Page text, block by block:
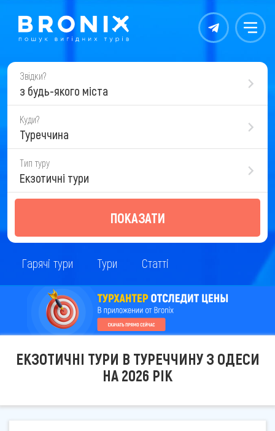
Контакты Меню
Звідки?
з будь-якого міста
Куди?
Туреччина
Тип туру
Екзотичні тури
ПОКАЗАТИ
Гарячі тури Тури Статті
ЕКЗОТИЧНІ ТУРИ В ТУРЕЧЧИНУ З ОДЕСИ
НА 2026 РІК